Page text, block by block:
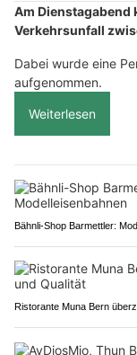
Am Dienstagabend
Verkehrsunfall
Dabei wurde eine
aufgenommen.
Weiterlesen
Bähnli-Shop Barmettler:
Ristorante Muna Bern